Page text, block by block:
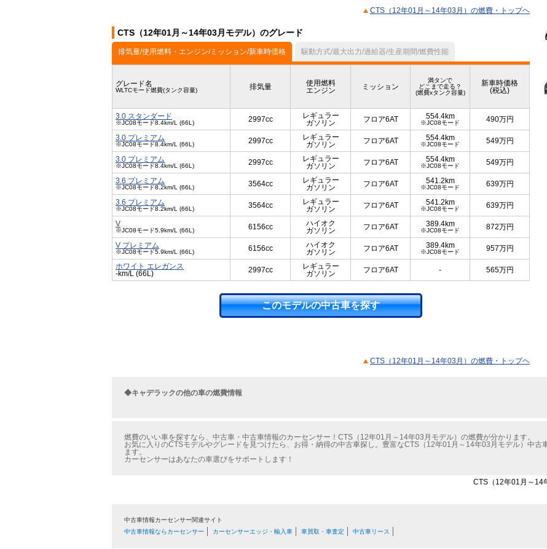
CTS（12年01月～14年03月）の燃費・トップヘ
CTS（12年01月～14年03月モデル）のグレード
排気量/使用燃料・エンジン/ミッション/新車時価格 駆動方式/最大出力/過給器/生産期間/燃費性能
グレード名
WLTCモード燃費(タンク容量) 排気量
使用燃料
エンジン
ミッション
満タンで
どこまで走る？
(燃費xタンク容量)
新車時価格
(税込)
3.0 スタンダード
※JC08モード8.4km/L (66L) 2997cc
レギュラー
ガソリン
フロア6AT 554.4km
※JC08モード 490万円
3.0 プレミアム
※JC08モード8.4km/L (66L) 2997cc
レギュラー
ガソリン
フロア6AT 554.4km
※JC08モード 549万円
3.0 プレミアム
※JC08モード8.4km/L (66L) 2997cc
レギュラー
ガソリン
フロア6AT 554.4km
※JC08モード 549万円
3.6 プレミアム
※JC08モード8.2km/L (66L) 3564cc
レギュラー
ガソリン
フロア6AT 541.2km
※JC08モード 639万円
3.6 プレミアム
※JC08モード8.2km/L (66L) 3564cc
レギュラー
ガソリン
フロア6AT 541.2km
※JC08モード 639万円
V
※JC08モード5.9km/L (66L) 6156cc
ハイオク
ガソリン
フロア6AT 389.4km
※JC08モード 872万円
V プレミアム
※JC08モード5.9km/L (66L) 6156cc
ハイオク
ガソリン
フロア6AT 389.4km
※JC08モード 957万円
ホワイト エレガンス
-km/L (66L)
2997cc
レギュラー
ガソリン
フロア6AT - 565万円
このモデルの中古車を探す
CTS（12年01月～14年03月）の燃費・トップヘ
◆キャデラックの他の車の燃費情報
燃費のいい車を探すなら、中古車・中古車情報のカーセンサー！CTS（12年01月～14年03月モデル）の燃費が分かります。
お気に入りのCTSモデルやグレードを見つけたら、お得・納得の中古車探し。豊富なCTS（12年01月～14年03月モデル）中古
ます。
カーセンサーはあなたの車選びをサポートします！
CTS（12年01月～14
中古車情報カーセンサー関連サイト
中古車情報ならカーセンサー
カーセンサーエッジ・輸入車 車買取・車査定 中古車リース